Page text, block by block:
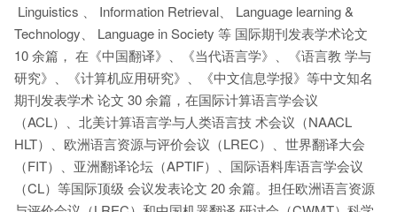
Linguistics 、 Information Retrieval、 Language learning &
Technology、 Language in Society 等 国际期刊发表学术论文
10 余篇， 在《中国翻译》、《当代语言学》、《语言教 学与
研究》、《计算机应用研究》、《中文信息学报》等中文知名
期刊发表学术 论文 30 余篇，在国际计算语言学会议
（ACL）、北美计算语言学与人类语言技 术会议（NAACL
HLT）、欧洲语言资源与评价会议（LREC）、世界翻译大会
（FIT）、亚洲翻译论坛（APTIF）、国际语料库语言学会议
（CL）等国际顶级 会议发表论文 20 余篇。担任欧洲语言资源